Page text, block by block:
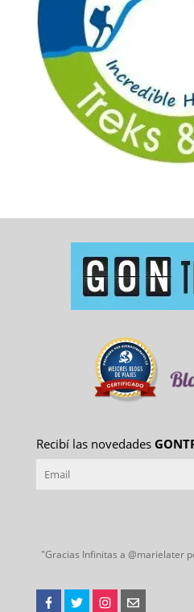
Recibí las novedades
"Gracias Infinitas a @marielater